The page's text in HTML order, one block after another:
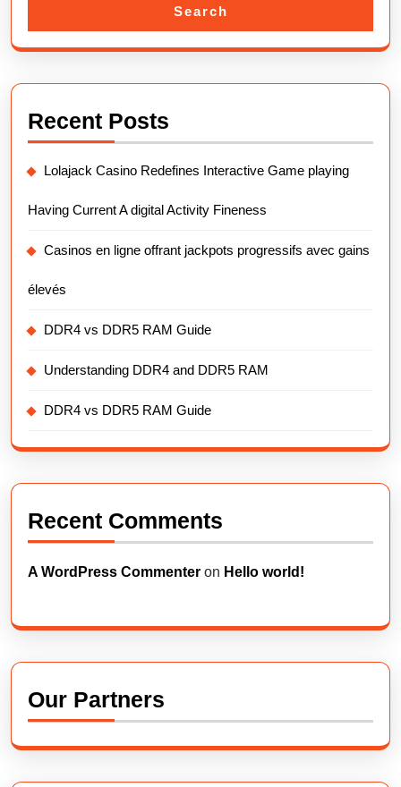
Search
Recent Posts
Lolajack Casino Redefines Interactive Game playing
Having Current A digital Activity Fineness
Casinos en ligne offrant jackpots progressifs avec gains
élevés
DDR4 vs DDR5 RAM Guide
Understanding DDR4 and DDR5 RAM
DDR4 vs DDR5 RAM Guide
Recent Comments
A WordPress Commenter on Hello world!
Our Partners